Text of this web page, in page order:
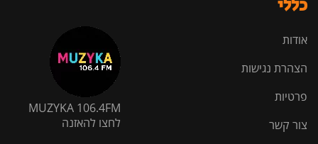
כללי
אודות
הצהרת נגישות
פרטיות
צור קשר
MUZYKA 106.4FM
לחצו להאזנה